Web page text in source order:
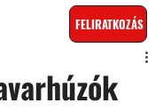
FELIRATKOZÁS